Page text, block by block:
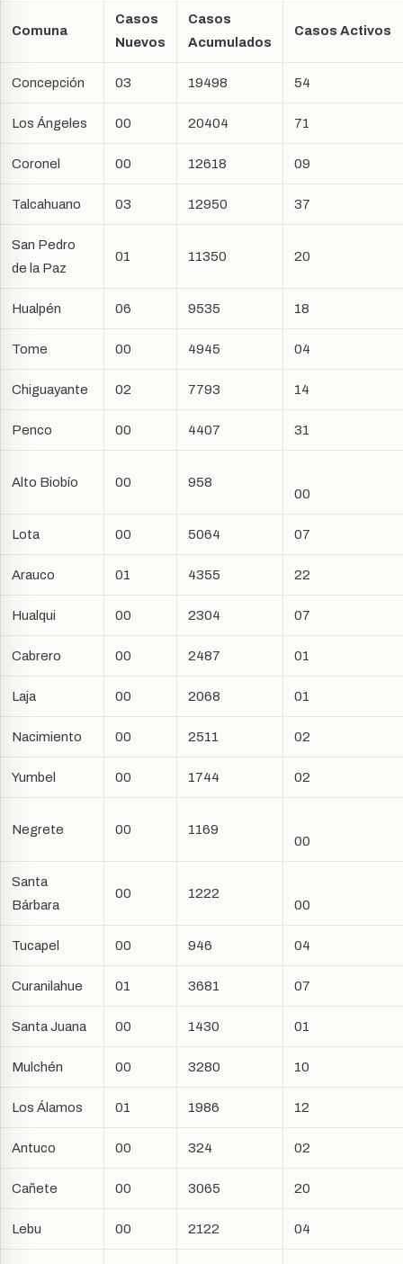
Comuna
Casos
Nuevos
Casos
Acumulados
Casos Activos
Concepción 03 19498 54
Los Ángeles 00 20404 71
Coronel 00 12618 09
Talcahuano 03 12950 37
San Pedro
de la Paz
01 11350 20
Hualpén 06 9535 18
Tome 00 4945 04
Chiguayante 02 7793 14
Penco 00 4407 31
Alto Biobío 00
958
00
Lota 00 5064 07
Arauco 01 4355 22
Hualqui 00 2304 07
Cabrero 00 2487 01
Laja 00 2068 01
Nacimiento 00 2511 02
Yumbel 00 1744 02
Negrete 00
1169
00
Santa
Bárbara
00
1222
00
Tucapel 00 946 04
Curanilahue 01 3681 07
Santa Juana 00 1430 01
Mulchén 00 3280 10
Los Álamos 01 1986 12
Antuco 00 324 02
Cañete 00 3065 20
Lebu 00 2122 04